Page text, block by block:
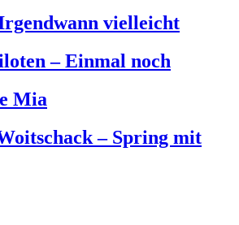
vielleicht
– Einmal noch
Mia
– Spring mit